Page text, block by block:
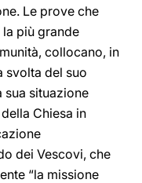
Le prove che
più grande
collocano, in
svolta del suo
sua situazione
Chiesa in
dei Vescovi, che
“la missione